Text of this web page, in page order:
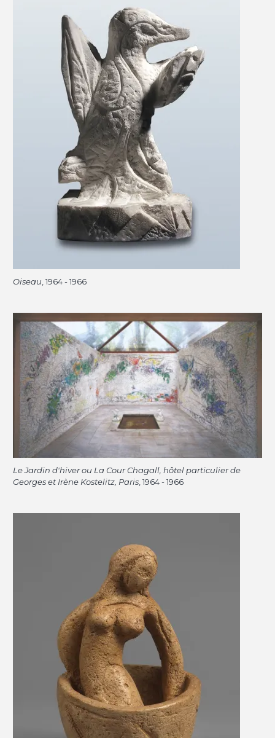
Oiseau, 1964 - 1966
Le Jardin d'hiver ou La Cour Chagall, hôtel particulier de
Georges et Irène Kostelitz, Paris, 1964 - 1966